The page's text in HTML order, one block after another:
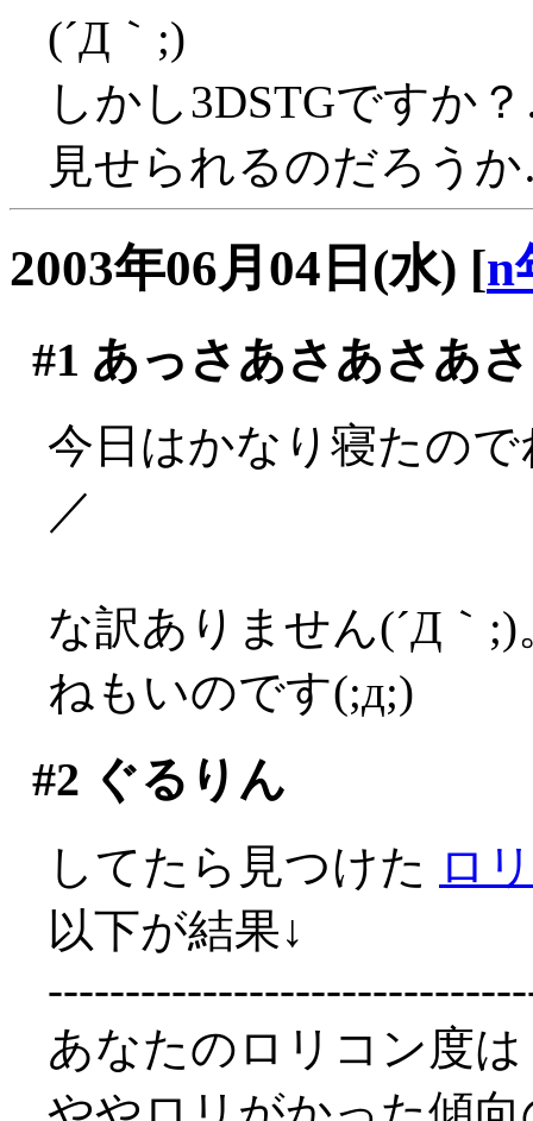
(´Д｀;)
しかし3DSTGですか
見せられるのだろう
2003年06月04日(水) [n
#1 あっさあさあさあ
今日はかなり寝たの
／
な訳ありません(´Д｀
ねもいのです(;д;)
#2 ぐるりん
してたら見つけた ロ
以下が結果↓
あなたのロリコン度